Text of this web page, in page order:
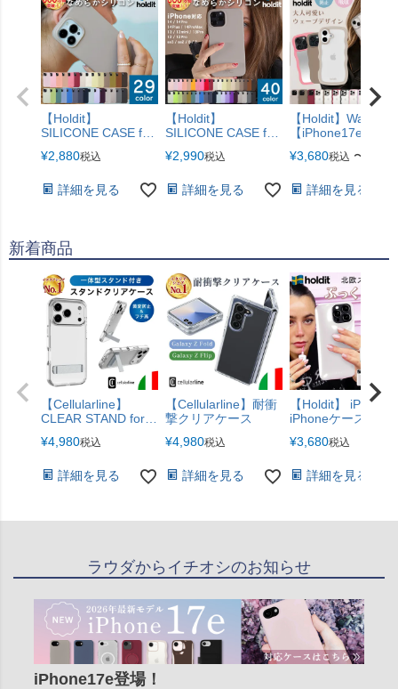
【Holdit】
SILICONE CASE for
ース iPhone17e
iPhone17Pro
リーズ追加！】
¥2,880税込
詳細を見る
【Holdit】
SILICONE CASE for
ース
¥2,990税込
詳細を見る
【Holdit】
【iPhone17e・17
¥3,680税込 〜
詳細を見る
新着商品
【Cellularline】
CLEAR STAND for
iPhoneケース クリア
スタンド機能 黄ばみ
対応】
¥4,980税込
詳細を見る
【Cellularline】耐衝
撃クリアケース
¥4,980税込
詳細を見る
【Holdit】 iPhone
iPhoneケース ぷっ
iPhone17e
iPhone16ProMax
iPhone14
ケース
¥3,680税込
詳細を見る
ラウダからイチオシのお知らせ
iPhone17e登場！